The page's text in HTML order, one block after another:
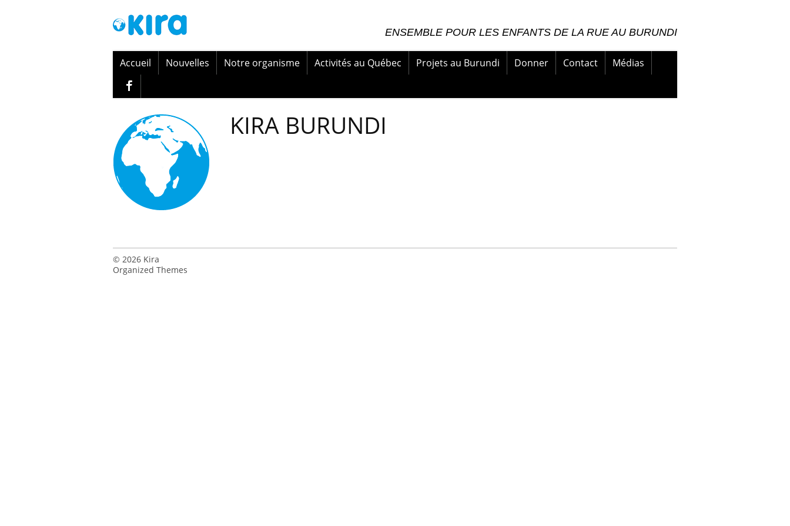
ENSEMBLE POUR LES ENFANTS DE LA RUE AU BURUNDI
Accueil Nouvelles Notre organisme Activités au Québec Projets au Burundi Donner Contact Médias
KIRA BURUNDI
© 2026 Kira
Organized Themes